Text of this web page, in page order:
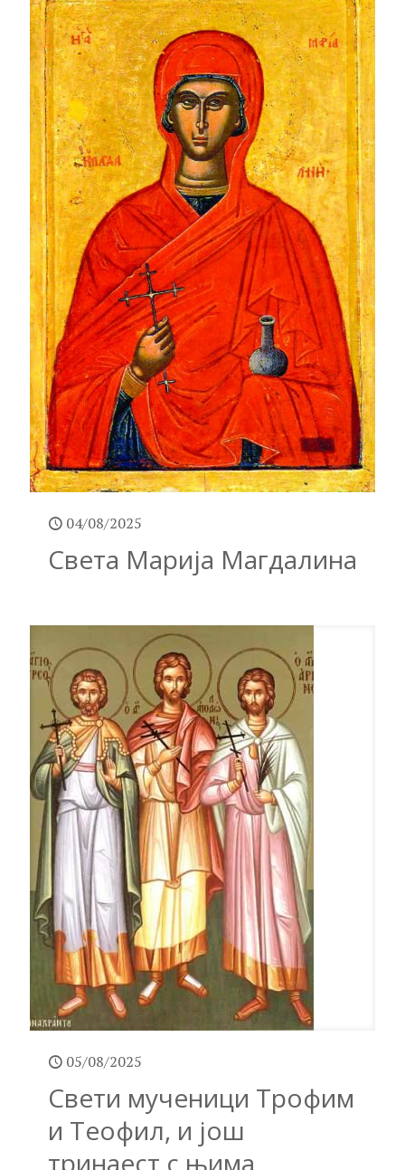
04/08/2025
Света Марија Магдалина
05/08/2025
Свети мученици Трофим
и Теофил, и још
тринаест с њима